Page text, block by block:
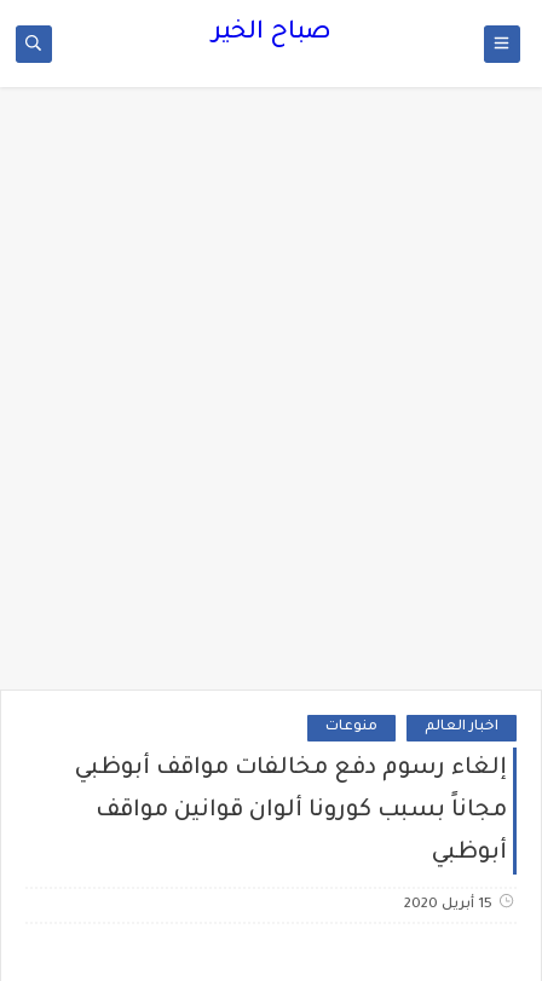
صباح الخير
اخبار العالم منوعات
إلغاء رسوم دفع مخالفات مواقف أبوظبي
مجاناً بسبب كورونا ألوان قوانين مواقف
أبوظبي
15 أبريل 2020